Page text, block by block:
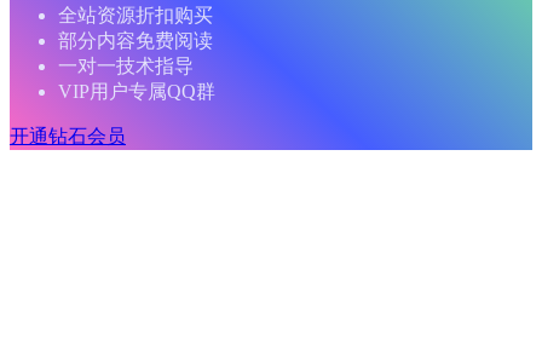
全站资源折扣购买
部分内容免费阅读
一对一技术指导
VIP用户专属QQ群
开通钻石会员